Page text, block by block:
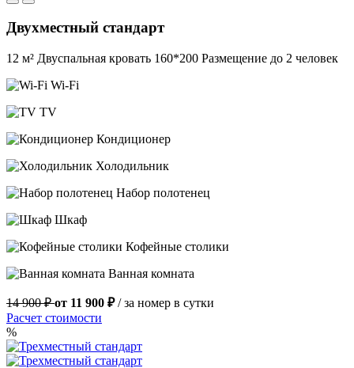
Двухместный стандарт
12 м² Двуспальная кровать 160*200 Размещение до 2 человек
Wi-Fi
TV
Кондиционер
Холодильник
Набор полотенец
Шкаф
Кофейные столики
Ванная комната
14 900 ₽от 11 900 ₽/ за номер в сутки
Расчет стоимости
%